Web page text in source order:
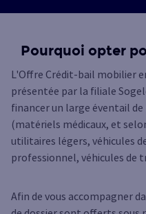
Pourquoi opter
L'Offre Crédit-bail mobilier
présentée par la filiale
financer un large éventail
(matériels médicaux, et
utilitaires légers, véhicules
professionnel, véhicules de
Afin de vous accompagner